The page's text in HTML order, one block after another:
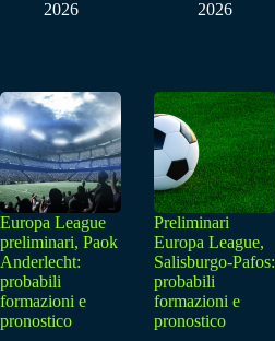
2026
2026
Europa League
preliminari, Paok
Anderlecht:
probabili
formazioni e
pronostico
Preliminari
Europa League,
Salisburgo-Pafos:
probabili
formazioni e
pronostico